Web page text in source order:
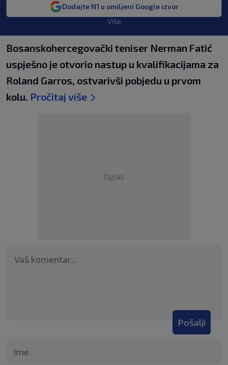
Dodajte N1 u omiljeni Google izvor
Više
Bosanskohercegovački teniser Nerman Fatić
uspješno je otvorio nastup u kvalifikacijama za
Roland Garros, ostvarivši pobjedu u prvom
kolu. Pročitaj više
Oglas
Pošalji